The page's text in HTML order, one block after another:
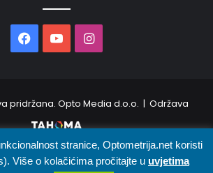
Facebook
YouTubeInstagram
pridržana. Opto Media d.o.o. | Održava
korištenja Oglašavanje Kontakt
stranice, Optometrija.net koristi
Više o kolačićima pročitajte u uvjetima